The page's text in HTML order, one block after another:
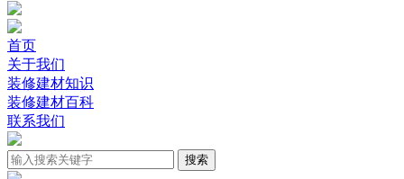
首页
关于我们
装修建材知识
装修建材百科
联系我们